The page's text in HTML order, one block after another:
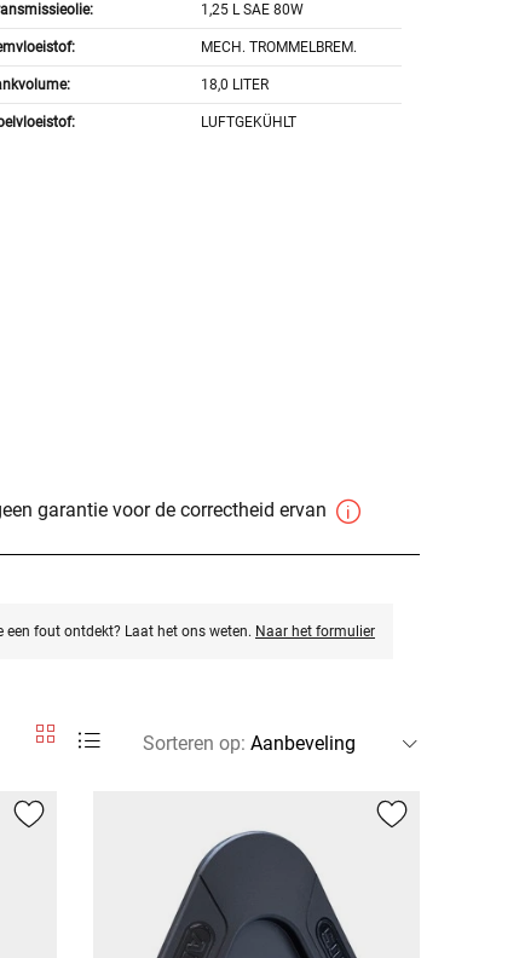
1,25 L SAE 80W
MECH. TROMMELBREM.
18,0 LITER
LUFTGEKÜHLT
garantie voor de correctheid ervan
een fout ontdekt? Laat het ons weten. Naar het formulier
Sorteren op: